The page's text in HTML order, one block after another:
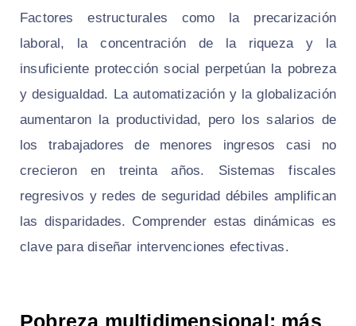
Factores estructurales como la precarización
laboral, la concentración de la riqueza y la
insuficiente protección social perpetúan la pobreza
y desigualdad. La automatización y la globalización
aumentaron la productividad, pero los salarios de
los trabajadores de menores ingresos casi no
crecieron en treinta años. Sistemas fiscales
regresivos y redes de seguridad débiles amplifican
las disparidades. Comprender estas dinámicas es
clave para diseñar intervenciones efectivas.
Pobreza multidimensional: más